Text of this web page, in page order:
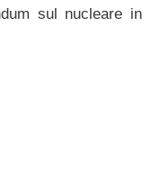
sul nucleare in